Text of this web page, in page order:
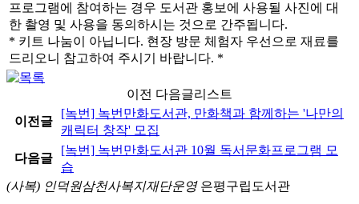
프로그램에 참여하는 경우 도서관 홍보에 사용될 사진에 대
한 촬영 및 사용을 동의하시는 것으로 간주됩니다.
* 키트 나눔이 아닙니다. 현장 방문 체험자 우선으로 재료를
드리오니 참고하여 주시기 바랍니다. *
이전 다음글리스트
이전글
[녹번] 녹번만화도서관, 만화책과 함께하는 '나만의
캐릭터 창작' 모집
다음글
[녹번] 녹번만화도서관 10월 독서문화프로그램 모
습
(사복) 인덕원삼천사복지재단운영은평구립도서관